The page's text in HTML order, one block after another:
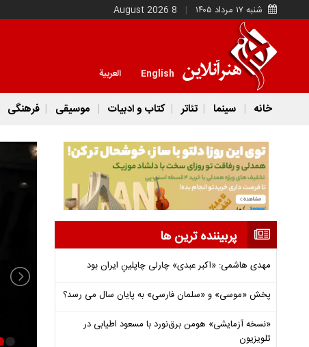
شنبه ۱۷ مرداد ۱۴۰۵ 8 August 2026
English العربية
خانه سینما تئاتر کتاب و ادبیات موسیقی فرهنگی
پربیننده ترین ها
مهدی هاشمی: «اکبر عبدی» چارلی چاپلینِ ایران بود
پخش «موسی» و «سلمان فارسی» به پایان سال می رسد؟
«نسخه آزمایشی» هومن برق‌نورد با مسعود اطیابی در
تلویزیون